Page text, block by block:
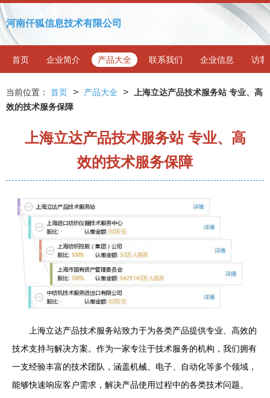
河南仟狐信息技术有限公司
首页 企业简介 产品大全 联系我们 企业信息 访客
当前位置： 首页 > 产品大全 >
上海立达产品技术服务站 专业、高
效的技术服务保障
上海立达产品技术服务站 专业、高
效的技术服务保障
上海立达产品技术服务站致力于为各类产品提供专业、高效的
技术支持与解决方案。作为一家专注于技术服务的机构，我们拥有
一支经验丰富的技术团队，涵盖机械、电子、自动化等多个领域，
能够快速响应客户需求，解决产品使用过程中的各类技术问题。